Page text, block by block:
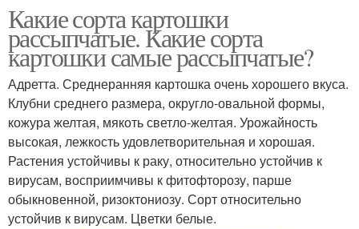
Какие сорта картошки
рассыпчатые. Какие сорта
картошки самые рассыпчатые?
Адретта. Среднеранняя картошка очень хорошего вкуса.
Клубни среднего размера, округло-овальной формы,
кожура желтая, мякоть светло-желтая. Урожайность
высокая, лежкость удовлетворительная и хорошая.
Растения устойчивы к раку, относительно устойчив к
вирусам, восприимчивы к фитофторозу, парше
обыкновенной, ризоктониозу. Сорт относительно
устойчив к вирусам. Цветки белые.